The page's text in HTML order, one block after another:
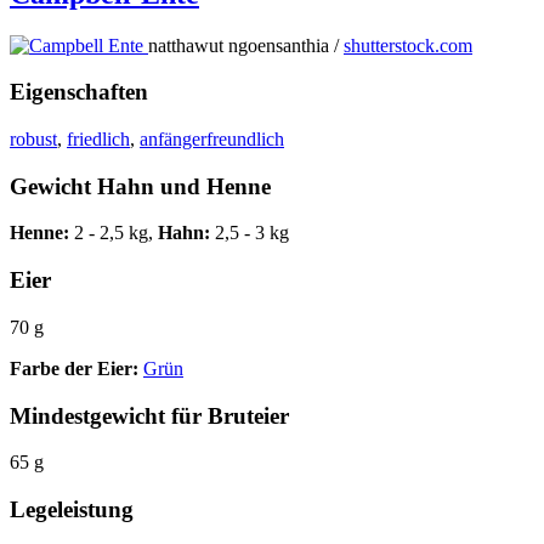
natthawut ngoensanthia /shutterstock.com
Eigenschaften
robust, friedlich, anfängerfreundlich
Gewicht Hahn und Henne
Henne: 2 - 2,5 kg, Hahn: 2,5 - 3 kg
Eier
70 g
Farbe der Eier: Grün
Mindestgewicht für Bruteier
65 g
Legeleistung